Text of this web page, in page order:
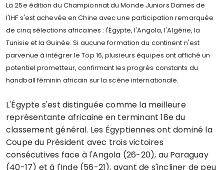
La 25e édition du Championnat du Monde Juniors Dames de
l'IHF s'est achevée en Chine avec une participation remarquée
de cinq sélections africaines : l'Égypte, l'Angola, l'Algérie, la
Tunisie et la Guinée. Si aucune formation du continent n'est
parvenue à intégrer le Top 16, plusieurs équipes ont affiché un
potentiel prometteur, confirmant les progrès constants du
handball féminin africain sur la scène internationale.
L'Égypte s'est distinguée comme la meilleure
représentante africaine en terminant 18e du
classement général. Les Égyptiennes ont dominé la
Coupe du Président avec trois victoires
consécutives face à l'Angola (26-20), au Paraguay
(40-17) et à l'Inde (56-21), avant de s'incliner de peu